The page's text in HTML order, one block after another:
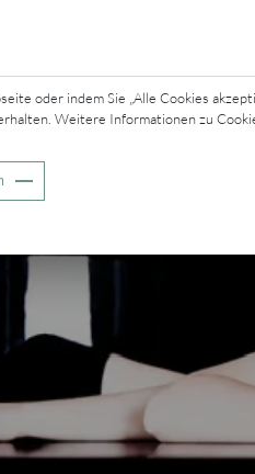
oder indem Sie „Alle Cookies
Weitere Informationen zu